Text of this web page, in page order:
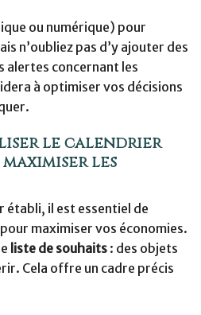
ou numérique) pour
n’oubliez pas d’y ajouter des
alertes concernant les
à optimiser vos décisions
le calendrier
les
établi, il est essentiel de
maximiser vos économies.
liste de souhaits : des objets
Cela offre un cadre précis